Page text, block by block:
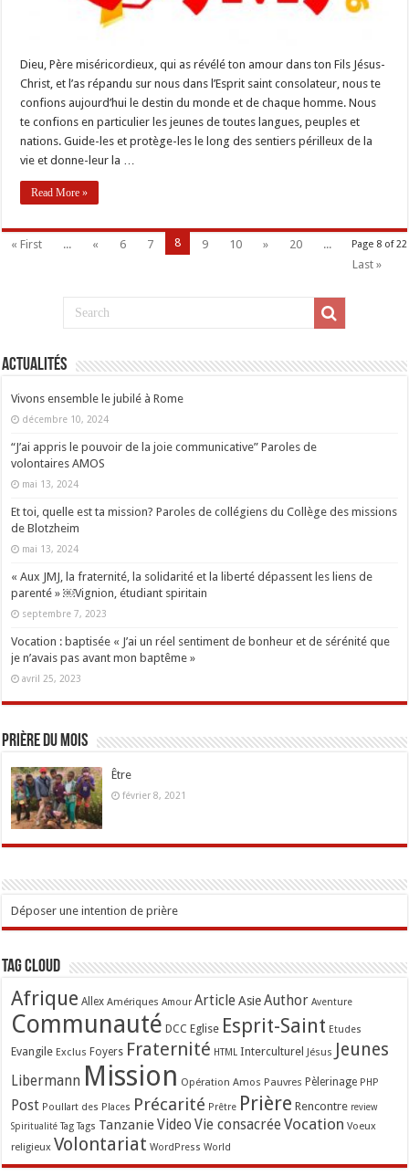
Dieu, Père miséricordieux, qui as révélé ton amour dans ton Fils Jésus-
Christ, et l’as répandu sur nous dans l’Esprit saint consolateur, nous te
confions aujourd’hui le destin du monde et de chaque homme. Nous
te confions en particulier les jeunes de toutes langues, peuples et
nations. Guide-les et protège-les le long des sentiers périlleux de la
vie et donne-leur la …
Read More »
Page 8 of 22
« First ... « 6 7 8 9 10 » 20
...
Last »
Actualités
Vivons ensemble le jubilé à Rome
décembre 10, 2024
“J’ai appris le pouvoir de la joie communicative” Paroles de
volontaires AMOS
mai 13, 2024
Et toi, quelle est ta mission? Paroles de collégiens du Collège des missions
de Blotzheim
mai 13, 2024
« Aux JMJ, la fraternité, la solidarité et la liberté dépassent les liens de
parenté » ￼Vignion, étudiant spiritain
septembre 7, 2023
Vocation : baptisée « J’ai un réel sentiment de bonheur et de sérénité que
je n’avais pas avant mon baptême »
avril 25, 2023
Prière du mois
Être
février 8, 2021
Déposer une intention de prière
Tag Cloud
Afrique Allex Amériques Amour Article Asie Author Aventure
Communauté DCC Eglise Esprit-Saint Etudes
Evangile Exclus Foyers Fraternité HTML Interculturel Jésus Jeunes
Libermann Mission Opération Amos Pauvres Pèlerinage PHP
Post Poullart des Places Précarité Prêtre Prière Rencontre review
Spiritualité Tag Tags TanzanieVideo Vie consacrée Vocation Voeux
religieux Volontariat WordPress World